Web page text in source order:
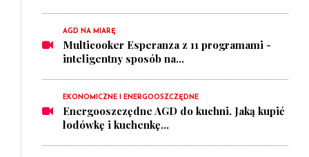
AGD NA MIARĘ
Multicooker Esperanza z 11 programami -
inteligentny sposób na...
EKONOMICZNE I ENERGOOSZCZĘDNE
Energooszczędne AGD do kuchni. Jaką kupić
lodówkę i kuchenkę...